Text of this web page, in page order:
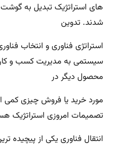
های استراتژیک تبدیل به
شدند. تدوین
استراتژی فناوری و انتخاب
سیستمی به مدیریت کسب و
محصول دیگر در
مورد خرید یا فروش چیزی کمی
تصمیمات امروزی استراتژیک
انتقال فناوری یکی از پیچیده